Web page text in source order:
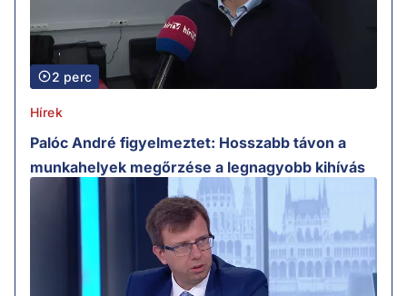
2 perc
Hírek
Palóc André figyelmeztet: Hosszabb távon a
munkahelyek megőrzése a legnagyobb kihívás